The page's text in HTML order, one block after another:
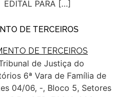
PARA […]
DE TERCEIROS
de Justiça do
6ª Vara de Família de
04/06, -, Bloco 5, Setores